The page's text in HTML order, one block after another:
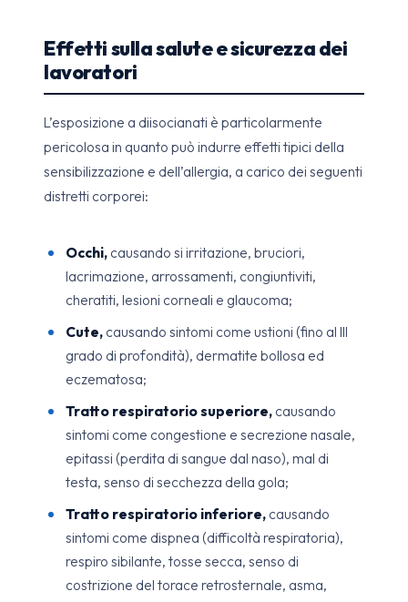
Effetti sulla salute e sicurezza dei
lavoratori
L’esposizione a diisocianati è particolarmente
pericolosa in quanto può indurre effetti tipici della
sensibilizzazione e dell’allergia, a carico dei seguenti
distretti corporei:
Occhi, causando si irritazione, bruciori,
lacrimazione, arrossamenti, congiuntiviti,
cheratiti, lesioni corneali e glaucoma;
Cute, causando sintomi come ustioni (fino al III
grado di profondità), dermatite bollosa ed
eczematosa;
Tratto respiratorio superiore, causando
sintomi come congestione e secrezione nasale,
epitassi (perdita di sangue dal naso), mal di
testa, senso di secchezza della gola;
Tratto respiratorio inferiore, causando
sintomi come dispnea (difficoltà respiratoria),
respiro sibilante, tosse secca, senso di
costrizione del torace retrosternale, asma,